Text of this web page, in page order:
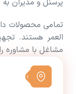
پرسنل و مدیران
تمامی محصولات
العمر هستند.
مشاغل با مشاوره